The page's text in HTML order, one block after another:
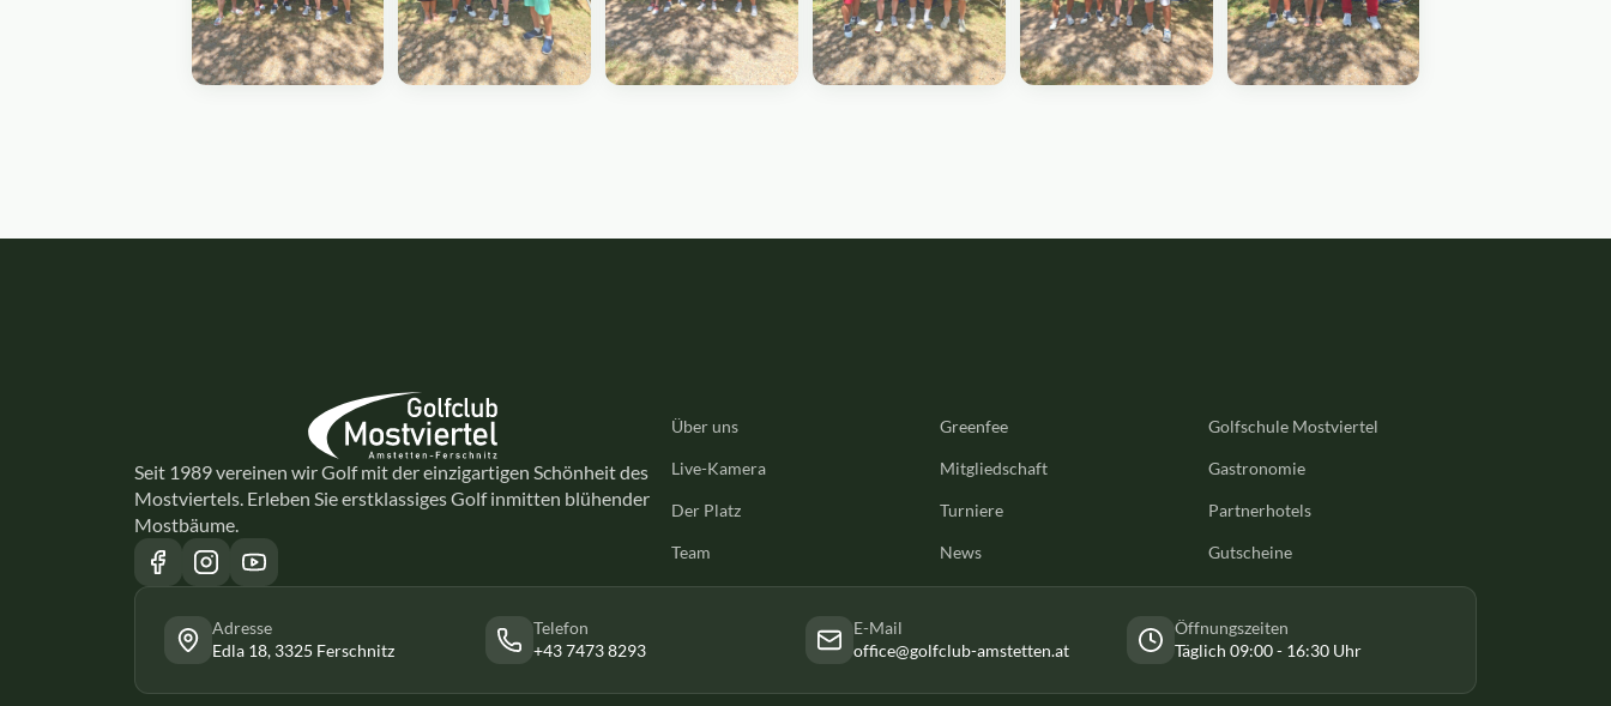
Seit 1989 vereinen wir Golf mit der einzigartigen Schönheit des
Mostviertels. Erleben Sie erstklassiges Golf inmitten blühender
Mostbäume.
Über uns
Live-Kamera
Der Platz
Team
Greenfee
Mitgliedschaft
Turniere
News
Golfschule Mostviertel
Gastronomie
Partnerhotels
Gutscheine
Adresse
Edla 18, 3325 Ferschnitz
Telefon
+43 7473 8293
E-Mail
office@golfclub-amstetten.at
Öffnungszeiten
Täglich 09:00 - 16:30 Uhr